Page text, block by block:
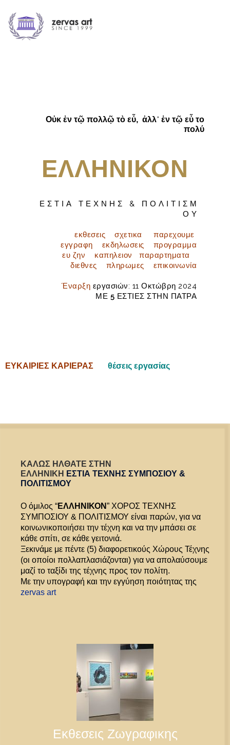
Οὐκ ἐν τῷ πολλῷ τὸ εὖ, ἀλλ᾿ ἐν τῷ εὖ το
πολύ
ΕΛΛΗΝΙΚΟΝ
Ε Σ Τ Ι Α Τ Ε Χ Ν Η Σ & Π Ο Λ Ι Τ Ι Σ Μ
Ο Υ
εκθεσεις σχετικα
παρεχουμε
εγγραφη
εκδηλωσεις
προγραμμα
ευ ζην
καπηλειον
παραρτηματα
διεθνες
πληρωμες επικοινωνία
Έναρξη εργασιών: 11 Οκτώβρη 2024
ΜΕ 5 ΕΣΤΙΕΣ ΣΤΗΝ ΠΑΤΡΑ
ΕΥΚΑΙΡΙΕΣ ΚΑΡΙΕΡΑΣ θέσεις εργασίας
ΚΑΛΩΣ ΗΛΘΑΤΕ ΣΤΗΝ
ΕΛΛΗΝΙΚΗ ΕΣΤΙΑ ΤΕΧΝΗΣ ΣΥΜΠΟΣΙΟΥ &
ΠΟΛΙΤΙΣΜΟΥ
Ο όμιλος “ΕΛΛΗΝΙΚΟΝ” ΧΟΡΟΣ ΤΕΧΝΗΣ
ΣΥΜΠΟΣΙΟΥ & ΠΟΛΙΤΙΣΜΟΥ είναι παρών, για να
κοινωνικοποιήσει την τέχνη και να την μπάσει σε
κάθε σπίτι, σε κάθε γειτονιά.
Ξεκινάμε με πέντε (5) διαφορετικούς Χώρους Τέχνης
(οι οποίοι πολλαπλασιάζονται) για να απολαύσουμε
μαζί το ταξίδι της τέχνης προς τον πολίτη.
Με την υπογραφή και την εγγύηση ποιότητας της
zervas art
Εκθεσεις Ζωγραφικης